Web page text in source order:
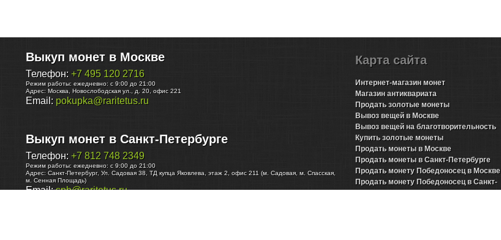
Выкуп монет в Москве
Телефон: +7 495 120 2716
Режим работы: ежедневно: с 9:00 до 21:00
Адрес: Москва Новослободская ул., д. 20, офис 221
Email: pokupka@raritetus.ru
Выкуп монет в Санкт-Петербурге
Телефон: +7 812 748 2349
Режим работы: ежедневно: с 9:00 до 21:00
Адрес: Санкт-Петербург, Ул. Садовая 38, ТД купца Яковлева, этаж 2, офис 211 (м. Садовая, м. Спасская,
м. Сенная Площадь)
Email:spb@raritetus.ru
Карта сайта
Интернет-магазин монет
Магазин антиквариата
Продать золотые монеты
Вывоз вещей в Москве
Вывоз вещей на благотворительность
Купить золотые монеты
Продать монеты в Москве
Продать монеты в Санкт-Петербурге
Продать монету Победоносец в Москве
Продать монету Победоносец в Санкт-